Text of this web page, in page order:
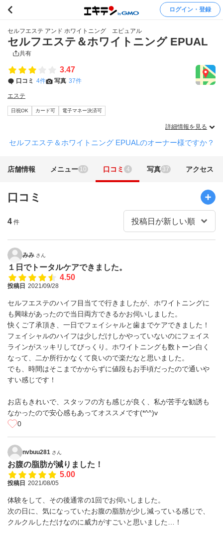
ログイン・登録
セルフエステ アンド ホワイトニング エピュアル
セルフエステ＆ホワイトニング EPUAL
共有
3.47
口コミ 4件 写真 37件
エステ
日祝OK カード可 電子マネー決済可
詳細情報を見る
セルフエステ＆ホワイトニング EPUALのオーナー様ですか？
店舗情報 メニュー 10 口コミ 4 写真 37 アクセス
口コミ
4 件
みみ さん
１日でトータルケアできました。
4.50
投稿日 2021/09/28
セルフエステのハイフ目当てで行きましたが、ホワイトニングに
も興味があったので当日両方できるかお伺いしました。
快くご了承頂き、一日でフェイシャルと歯までケアできました！
フェイシャルのハイフは少しだけしかやっていないのにフェイス
ラインがスッキリしてびっくり。ホワイトニングも数トーン白く
なって、二か所行かなくて良いので楽だなと思いました。
でも、時間はそこまでかからずに値段もお手頃だったので通いや
すい感じです！
お店もきれいで、スタッフの方も感じが良く、私が苦手な勧誘も
なかったので安心感もあってオススメです(*^^)v
0
nvbuu281 さん
お腹の脂肪が減りました！
5.00
投稿日 2021/08/05
体験をして、その後通常の1回でお伺いしました。
次の日に、気になっていたお腹の脂肪が少し減っている感じで、
クルクルしただけなのに威力がすごいと思いました…！